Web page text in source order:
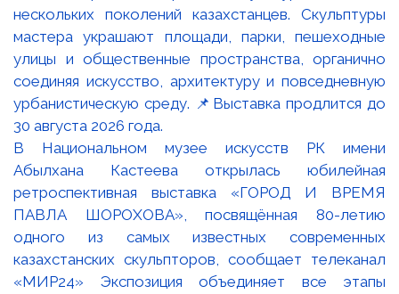
В Национальном музее искусств РК имени
Абылхана Кастеева открылась юбилейная
ретроспективная выставка «ГОРОД И ВРЕМЯ
ПАВЛА ШОРОХОВА», посвящённая 80-летию
одного из самых известных современных
казахстанских скульпторов, сообщает телеканал
«МИР24» Экспозиция объединяет все этапы